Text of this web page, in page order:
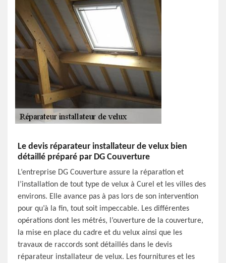
Le devis réparateur installateur de velux bien
détaillé préparé par DG Couverture
L’entreprise DG Couverture assure la réparation et
l’installation de tout type de velux à Curel et les villes des
environs. Elle avance pas à pas lors de son intervention
pour qu’à la fin, tout soit impeccable. Les différentes
opérations dont les métrés, l’ouverture de la couverture,
la mise en place du cadre et du velux ainsi que les
travaux de raccords sont détaillés dans le devis
réparateur installateur de velux. Les fournitures et les